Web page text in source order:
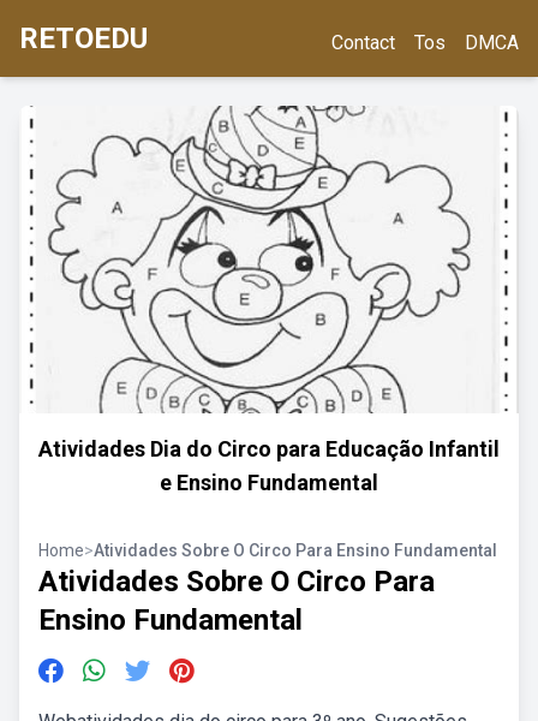
RETOEDU Contact Tos DMCA
Atividades Dia do Circo para Educação Infantil
e Ensino Fundamental
Home>Atividades Sobre O Circo Para Ensino Fundamental
Atividades Sobre O Circo Para
Ensino Fundamental